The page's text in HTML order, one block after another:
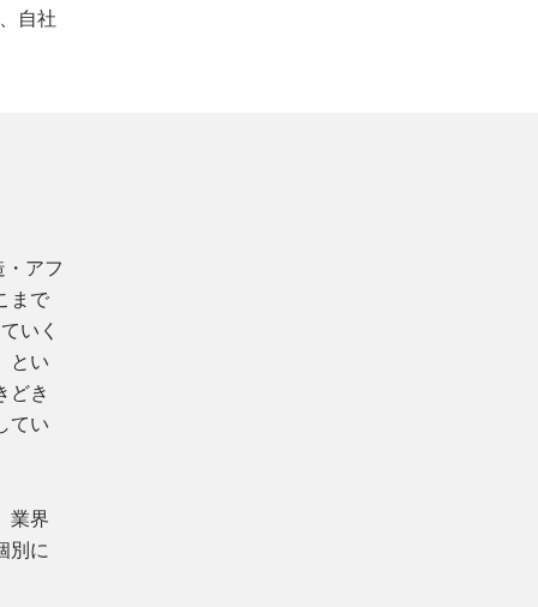
自社
アフ
まで
いく
とい
どき
てい
業界
別に